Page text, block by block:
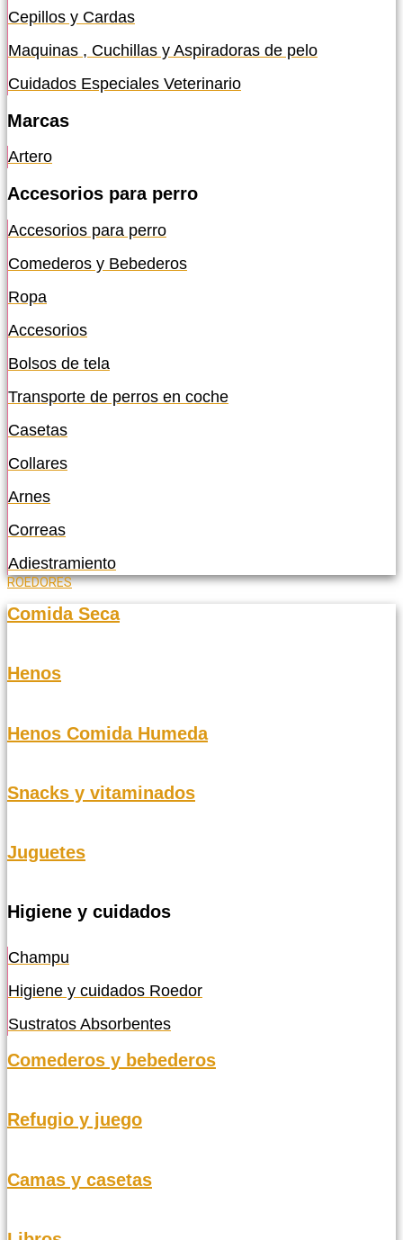
Cepillos y Cardas
Maquinas , Cuchillas y Aspiradoras de pelo
Cuidados Especiales Veterinario
Marcas
Artero
Accesorios para perro
Accesorios para perro
Comederos y Bebederos
Ropa
Accesorios
Bolsos de tela
Transporte de perros en coche
Casetas
Collares
Arnes
Correas
Adiestramiento
ROEDORES
Comida Seca
Henos
Henos Comida Humeda
Snacks y vitaminados
Juguetes
Higiene y cuidados
Champu
Higiene y cuidados Roedor
Sustratos Absorbentes
Comederos y bebederos
Refugio y juego
Camas y casetas